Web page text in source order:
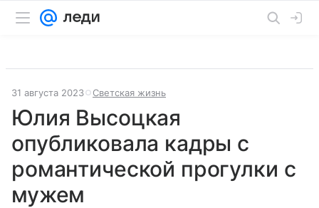
31 августа 2023 Светская жизнь
Юлия Высоцкая
опубликовала кадры с
романтической прогулки с
мужем